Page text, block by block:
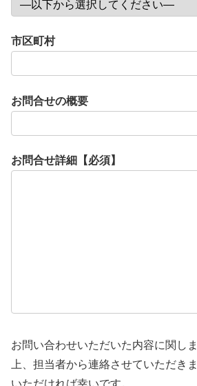
市区町村
お問合せの概要
お問合せ詳細【必須】
お問い合わせいただいた内容に関し
上、担当者から連絡させていただき
いただければ幸いです。